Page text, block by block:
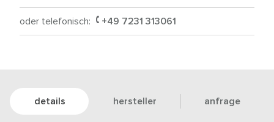
oder telefonisch: +49 7231 313061
details hersteller anfrage